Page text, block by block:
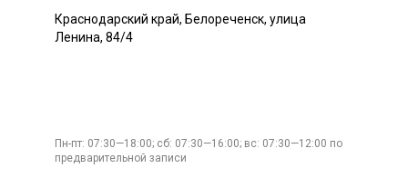
Краснодарский край, Белореченск, улица
Ленина, 84/4
Пн-пт: 07:30—18:00; сб: 07:30—16:00; вс: 07:30—12:00 по
предварительной записи